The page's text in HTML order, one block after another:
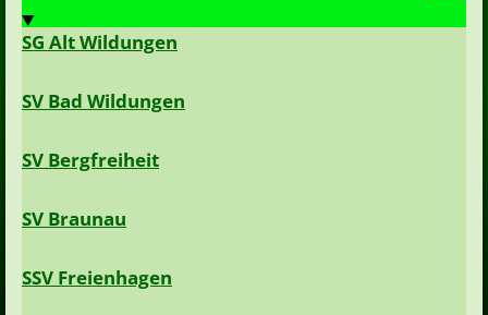
SG Alt Wildungen
SV Bad Wildungen
SV Bergfreiheit
SV Braunau
SSV Freienhagen